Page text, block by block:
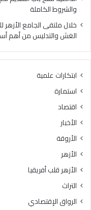
والشروط الكاملة
خلال ملتقى الجامع الأزهر
الغش والتدليس من أهم
ابتكارات علمية
استمارة
اقتصاد
الأخبار
الأروقة
الأزهر
الأزهر قلب أفريقيا
التراث
الرواق الإقتصادي